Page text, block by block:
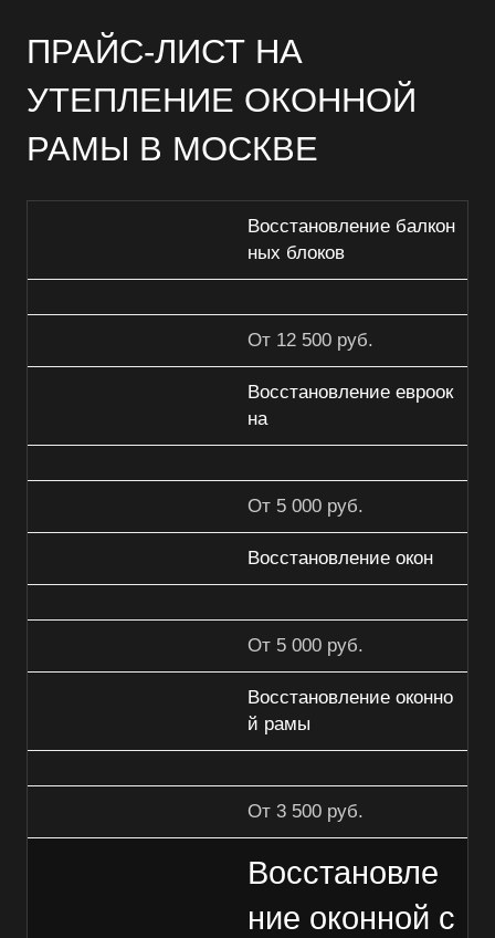
ПРАЙС-ЛИСТ НА
УТЕПЛЕНИЕ ОКОННОЙ
РАМЫ В МОСКВЕ
Восстановление балкон
ных блоков
От 12 500 руб.
Восстановление евроок
на
От 5 000 руб.
Восстановление окон
От 5 000 руб.
Восстановление оконно
й рамы
От 3 500 руб.
Восстановле
ние оконной с